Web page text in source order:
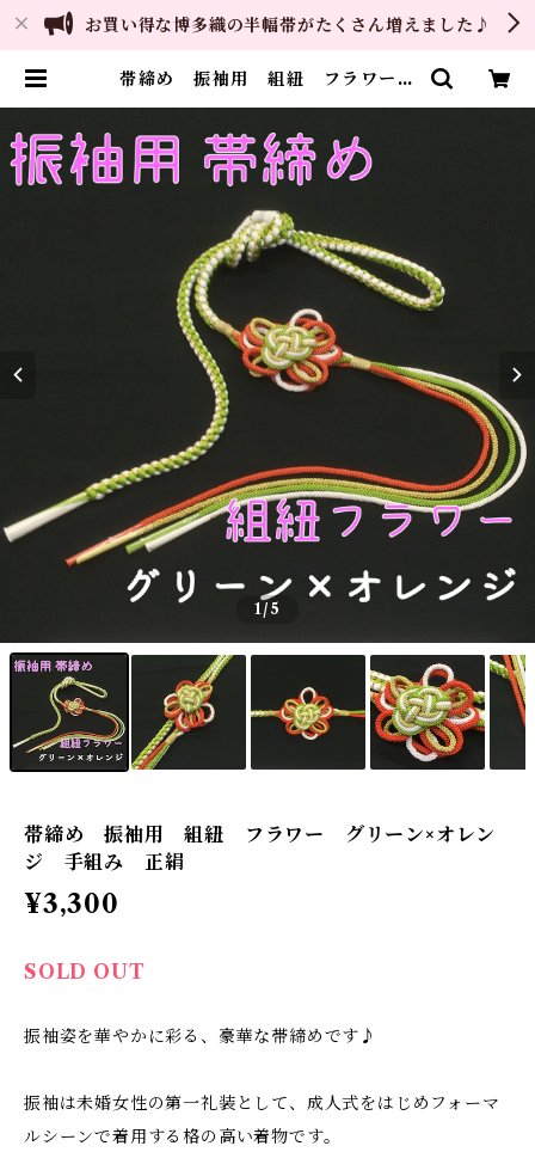
お買い得な博多織の半幅帯がたくさん増えました♪
帯締め 振袖用 組紐 フラワー
問屋 直販サイト
1/5
帯締め 振袖用 組紐 フラワー グリーン×オレン
ジ 手組み 正絹
¥3,300
SOLD OUT
振袖姿を華やかに彩る、豪華な帯締めです♪
振袖は未婚女性の第一礼装として、成人式をはじめフォーマ
ルシーンで着用する格の高い着物です。